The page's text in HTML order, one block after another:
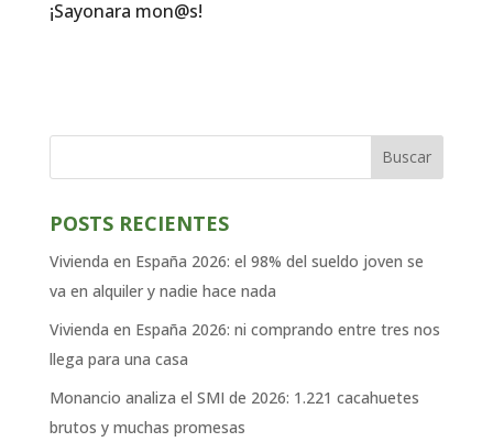
¡Sayonara mon@s!
Buscar
POSTS RECIENTES
Vivienda en España 2026: el 98% del sueldo joven se
va en alquiler y nadie hace nada
Vivienda en España 2026: ni comprando entre tres nos
llega para una casa
Monancio analiza el SMI de 2026: 1.221 cacahuetes
brutos y muchas promesas